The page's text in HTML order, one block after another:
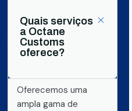
Quais serviços
a Octane
Customs
oferece?
Oferecemos uma
ampla gama de